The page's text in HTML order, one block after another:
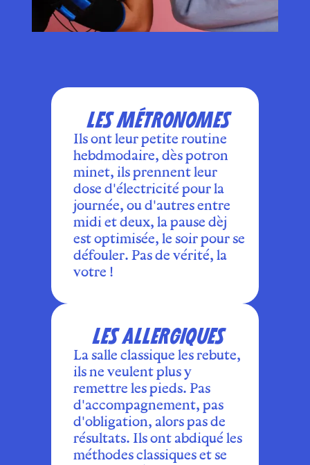
LES MÉTRONOMES
Ils ont leur petite routine
hebdmodaire, dès potron
minet, ils prennent leur
dose d'électricité pour la
journée, ou d'autres entre
midi et deux, la pause dèj
est optimisée, le soir pour se
défouler. Pas de vérité, la
votre !
LES ALLERGIQUES
La salle classique les rebute,
ils ne veulent plus y
remettre les pieds. Pas
d'accompagnement, pas
d'obligation, alors pas de
résultats. Ils ont abdiqué les
méthodes classiques et se